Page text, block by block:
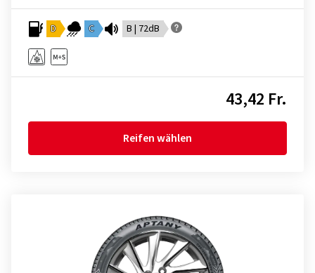
D C B | 72dB
43,42 Fr.
Reifen wählen